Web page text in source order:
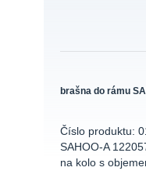
brašna do rámu
Číslo produktu:
SAHOO-A
na kolo s